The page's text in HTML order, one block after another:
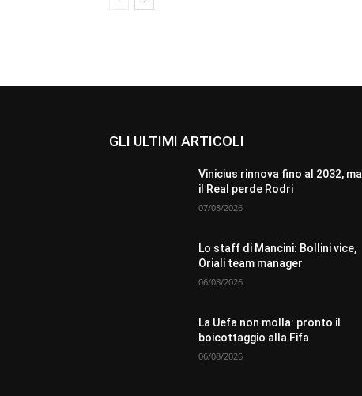
GLI ULTIMI ARTICOLI
Vinicius rinnova fino al 2032, ma
il Real perde Rodri
07/08/2026
Lo staff di Mancini: Bollini vice,
Oriali team manager
06/08/2026
La Uefa non molla: pronto il
boicottaggio alla Fifa
06/08/2026